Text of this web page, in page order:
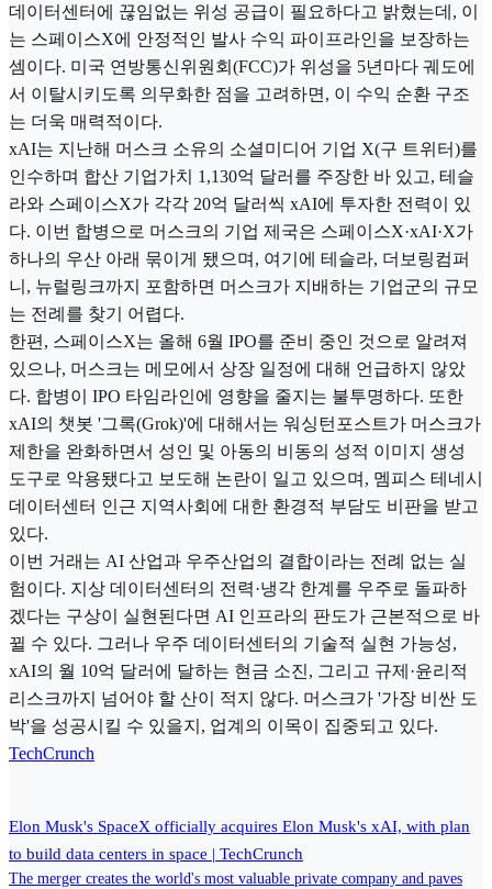
데이터센터에 끊임없는 위성 공급이 필요하다고 밝혔는데, 이
는 스페이스X에 안정적인 발사 수익 파이프라인을 보장하는
셈이다. 미국 연방통신위원회(FCC)가 위성을 5년마다 궤도에
서 이탈시키도록 의무화한 점을 고려하면, 이 수익 순환 구조
는 더욱 매력적이다.
xAI는 지난해 머스크 소유의 소셜미디어 기업 X(구 트위터)를
인수하며 합산 기업가치 1,130억 달러를 주장한 바 있고, 테슬
라와 스페이스X가 각각 20억 달러씩 xAI에 투자한 전력이 있
다. 이번 합병으로 머스크의 기업 제국은 스페이스X·xAI·X가
하나의 우산 아래 묶이게 됐으며, 여기에 테슬라, 더보링컴퍼
니, 뉴럴링크까지 포함하면 머스크가 지배하는 기업군의 규모
는 전례를 찾기 어렵다.
한편, 스페이스X는 올해 6월 IPO를 준비 중인 것으로 알려져
있으나, 머스크는 메모에서 상장 일정에 대해 언급하지 않았
다. 합병이 IPO 타임라인에 영향을 줄지는 불투명하다. 또한
xAI의 챗봇 '그록(Grok)'에 대해서는 워싱턴포스트가 머스크가
제한을 완화하면서 성인 및 아동의 비동의 성적 이미지 생성
도구로 악용됐다고 보도해 논란이 일고 있으며, 멤피스 테네시
데이터센터 인근 지역사회에 대한 환경적 부담도 비판을 받고
있다.
이번 거래는 AI 산업과 우주산업의 결합이라는 전례 없는 실
험이다. 지상 데이터센터의 전력·냉각 한계를 우주로 돌파하
겠다는 구상이 실현된다면 AI 인프라의 판도가 근본적으로 바
뀔 수 있다. 그러나 우주 데이터센터의 기술적 실현 가능성,
xAI의 월 10억 달러에 달하는 현금 소진, 그리고 규제·윤리적
리스크까지 넘어야 할 산이 적지 않다. 머스크가 '가장 비싼 도
박'을 성공시킬 수 있을지, 업계의 이목이 집중되고 있다.
TechCrunch
Elon Musk's SpaceX officially acquires Elon Musk's xAI, with plan
to build data centers in space | TechCrunch
The merger creates the world's most valuable private company and paves